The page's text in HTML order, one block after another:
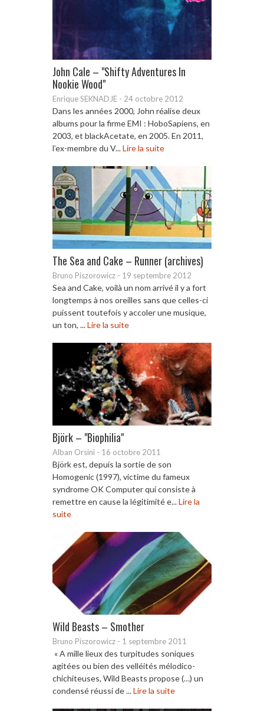
John Cale – "Shifty Adventures In
Nookie Wood"
Enrique SEKNADJE - 24 octobre 2012
Dans les années 2000, John réalise deux
albums pour la firme EMI : HoboSapiens, en
2003, et blackAcetate, en 2005. En 2011,
l’ex-membre du V...Lire la suite
The Sea and Cake – Runner (archives)
Bruno Piszorowicz - 19 septembre 2012
Sea and Cake, voilà un nom arrivé il y a fort
longtemps à nos oreilles sans que celles-ci
puissent toutefois y accoler une musique,
un ton, ...Lire la suite
Björk – "Biophilia"
Alban Orsini - 16 octobre 2011
Björk est, depuis la sortie de son
Homogenic (1997), victime du fameux
syndrome OK Computer qui consiste à
remettre en cause la légitimité e...Lire la
suite
Wild Beasts – Smother
Bruno Piszorowicz - 1 septembre 2011
« A mille lieux des turpitudes soniques
agitées ou bien des velléités mélodico-
chichiteuses, Wild Beasts propose (…) un
condensé réussi de ...Lire la suite